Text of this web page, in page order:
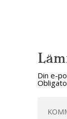
Din e-